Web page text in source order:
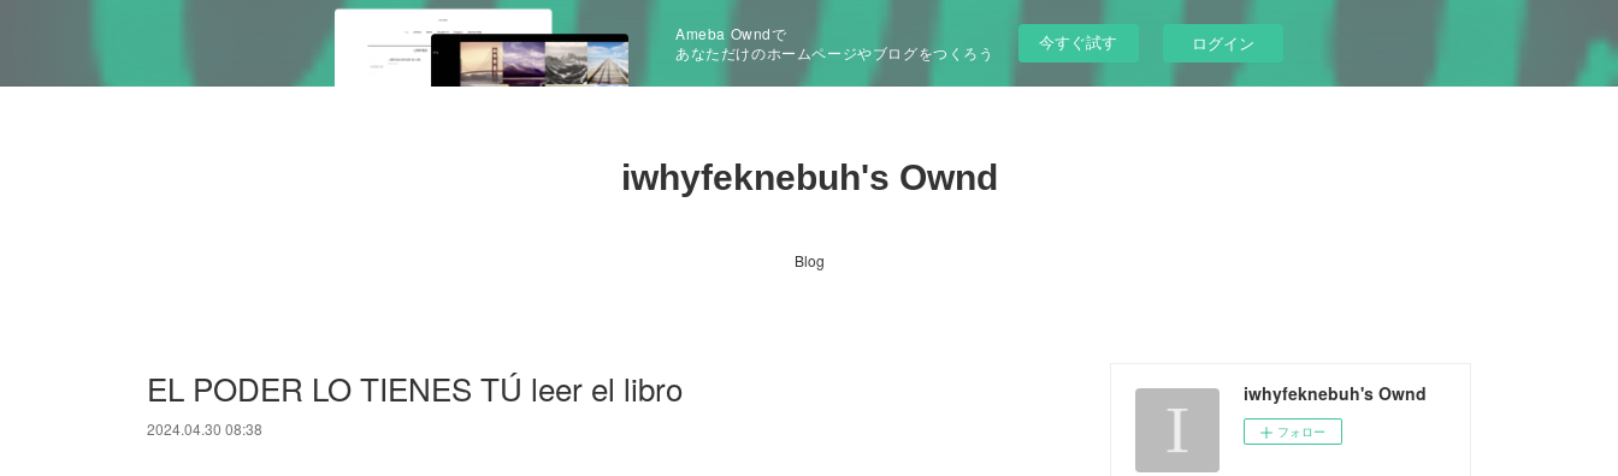
Ameba Owndで
あなただけのホームページやブログをつくろう
今すぐ試す ログイン
iwhyfeknebuh's Ownd
Blog
EL PODER LO TIENES TÚ leer el libro
2024.04.30 08:38
iwhyfeknebuh's Ownd
フォロー